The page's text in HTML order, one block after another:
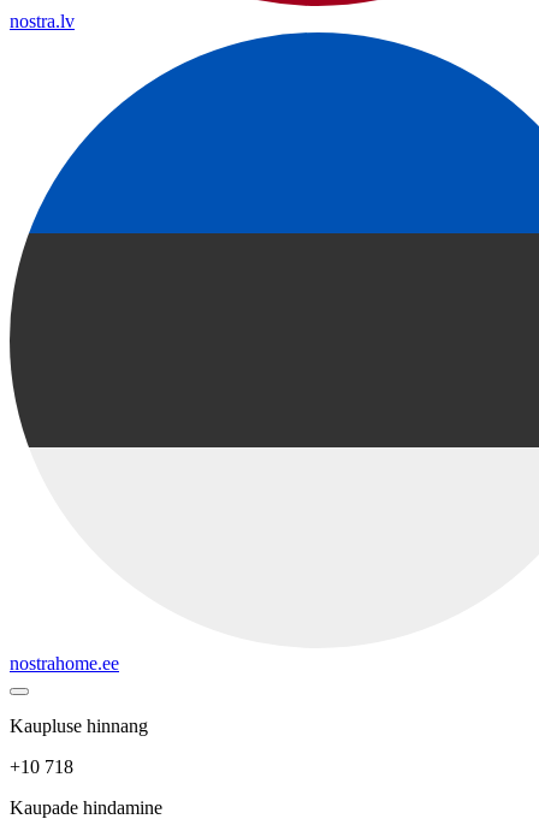
nostra.lv
nostrahome.ee
Kaupluse hinnang
+10 718
Kaupade hindamine